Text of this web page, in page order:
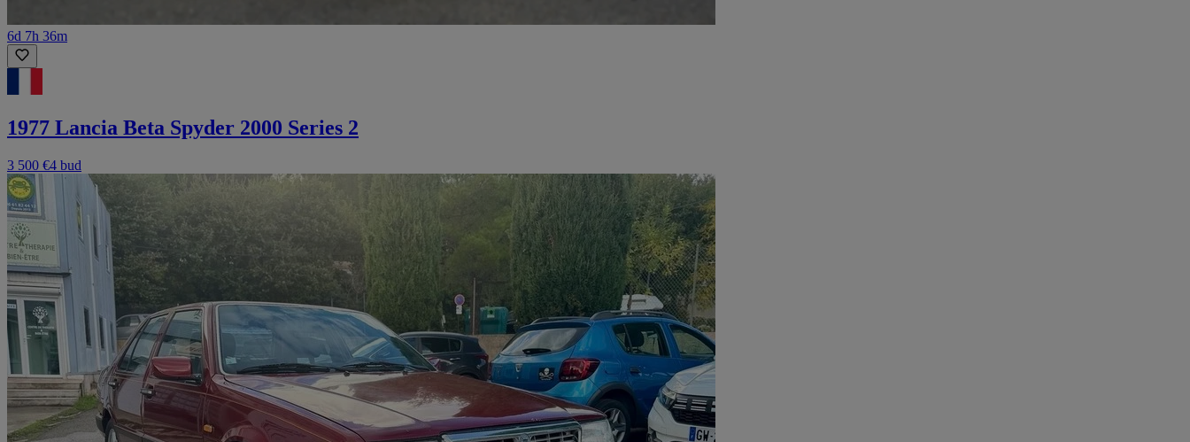
6d 7h 36m
1977 Lancia Beta Spyder 2000 Series 2
3 500 €4 bud